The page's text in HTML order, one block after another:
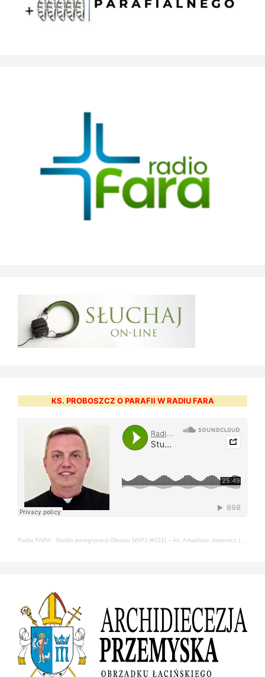
KS. PROBOSZCZ O PARAFII W RADIU FARA
Radio FARA · Studio peregrynacji Obrazu NSPJ [#211] – ks. Arkadiusz Jasiewicz (22.05.2024)